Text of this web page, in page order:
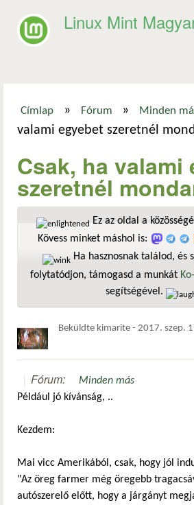
Linux Mint
Jelenlegi hely
Címlap » Fórum » Minden
valami egyebet szeretnél
Csak, ha valami
szeretnél
Ez az oldal a
Kövess minket máshol is:
Ha hasznosnak találod, és
folytatódjon, támogasd a munkát
segítségével.
Beküldte kimarite - 2017. szep.
Fórum:
Minden más
Például jó kívánság, ..
Kezdem:
Mai vicc Amerikából, csak, hogy jól
"Az öreg farmer még öregebb
autószerelő előtt, hogy a járgányt